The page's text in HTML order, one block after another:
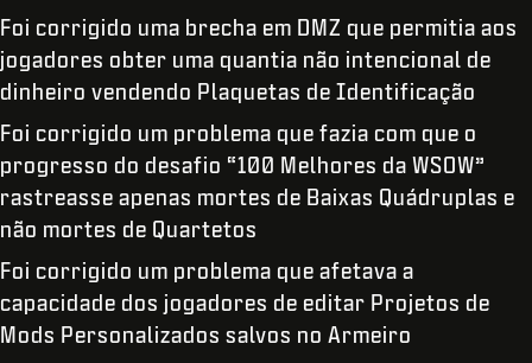
Foi corrigido uma brecha em DMZ que permitia aos
jogadores obter uma quantia não intencional de
dinheiro vendendo Plaquetas de Identificação
Foi corrigido um problema que fazia com que o
progresso do desafio “100 Melhores da WSOW”
rastreasse apenas mortes de Baixas Quádruplas e
não mortes de Quartetos
Foi corrigido um problema que afetava a
capacidade dos jogadores de editar Projetos de
Mods Personalizados salvos no Armeiro